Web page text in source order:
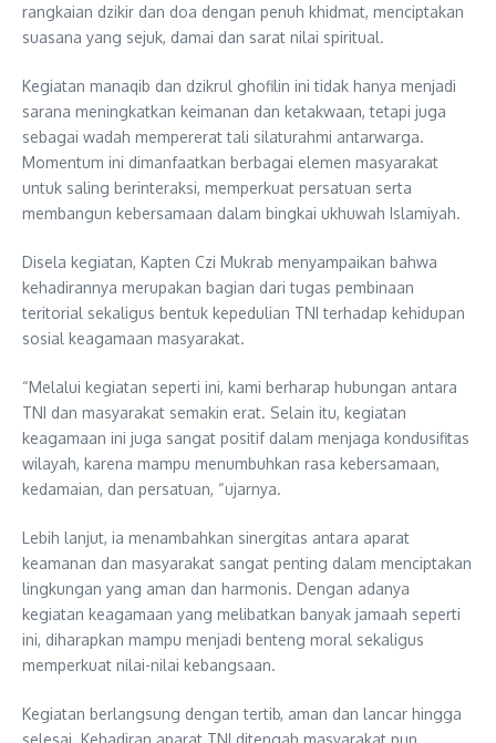
rangkaian dzikir dan doa dengan penuh khidmat, menciptakan
suasana yang sejuk, damai dan sarat nilai spiritual.
Kegiatan manaqib dan dzikrul ghofilin ini tidak hanya menjadi
sarana meningkatkan keimanan dan ketakwaan, tetapi juga
sebagai wadah mempererat tali silaturahmi antarwarga.
Momentum ini dimanfaatkan berbagai elemen masyarakat
untuk saling berinteraksi, memperkuat persatuan serta
membangun kebersamaan dalam bingkai ukhuwah Islamiyah.
Disela kegiatan, Kapten Czi Mukrab menyampaikan bahwa
kehadirannya merupakan bagian dari tugas pembinaan
teritorial sekaligus bentuk kepedulian TNI terhadap kehidupan
sosial keagamaan masyarakat.
“Melalui kegiatan seperti ini, kami berharap hubungan antara
TNI dan masyarakat semakin erat. Selain itu, kegiatan
keagamaan ini juga sangat positif dalam menjaga kondusifitas
wilayah, karena mampu menumbuhkan rasa kebersamaan,
kedamaian, dan persatuan, “ujarnya.
Lebih lanjut, ia menambahkan sinergitas antara aparat
keamanan dan masyarakat sangat penting dalam menciptakan
lingkungan yang aman dan harmonis. Dengan adanya
kegiatan keagamaan yang melibatkan banyak jamaah seperti
ini, diharapkan mampu menjadi benteng moral sekaligus
memperkuat nilai-nilai kebangsaan.
Kegiatan berlangsung dengan tertib, aman dan lancar hingga
selesai. Kehadiran aparat TNI ditengah masyarakat pun